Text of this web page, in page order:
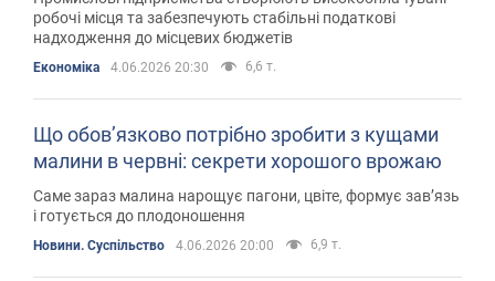
робочі місця та забезпечують стабільні податкові
надходження до місцевих бюджетів
Економіка 4.06.2026 20:30 6,6 т.
Що обов’язково потрібно зробити з кущами
малини в червні: секрети хорошого врожаю
Саме зараз малина нарощує пагони, цвіте, формує зав’язь
і готується до плодоношення
Новини. Суспільство 4.06.2026 20:00 6,9 т.